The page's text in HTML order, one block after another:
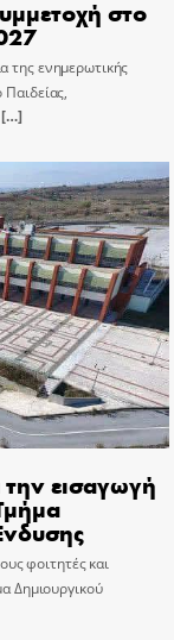
στο
της ενημερωτικής
[…]
εισαγωγή
φοιτητές και
Δημιουργικού